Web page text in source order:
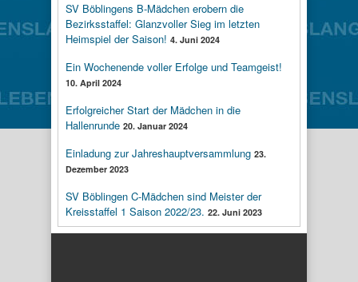
SV Böblingens B-Mädchen erobern die
Bezirksstaffel: Glanzvoller Sieg im letzten
Heimspiel der Saison! 4. Juni 2024
Ein Wochenende voller Erfolge und Teamgeist!
10. April 2024
Erfolgreicher Start der Mädchen in die
Hallenrunde 20. Januar 2024
Einladung zur Jahreshauptversammlung 23.
Dezember 2023
SV Böblingen C-Mädchen sind Meister der
Kreisstaffel 1 Saison 2022/23. 22. Juni 2023